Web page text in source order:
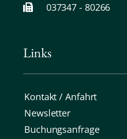
037347 - 80266
Links
Kontakt / Anfahrt
Newsletter
Buchungsanfrage